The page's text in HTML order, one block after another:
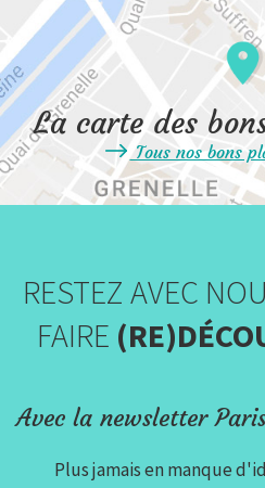
La carte des
Tous nos bons
RESTEZ AVEC
FAIRE
Avec la newsletter
Plus jamais en manque